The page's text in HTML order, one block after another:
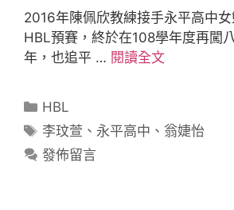
2016年陳佩欣教練接手永平高中
HBL預賽，終於在108學年度再闖
年，也追平 … 閱讀全文
HBL
李玟萱 、 永平高中 、 翁婕怡
發佈留言